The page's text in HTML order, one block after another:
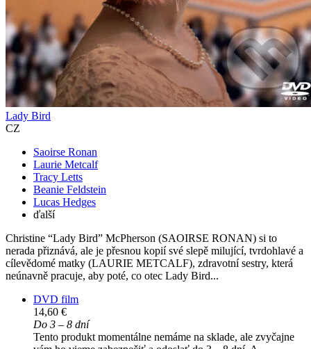
Lady Bird
CZ
Saoirse Ronan
Laurie Metcalf
Tracy Letts
Beanie Feldstein
Lucas Hedges
ďalší
Christine “Lady Bird” McPherson (SAOIRSE RONAN) si to
nerada přiznává, ale je přesnou kopií své slepě milující, tvrdohlavé a
cílevědomé matky (LAURIE METCALF), zdravotní sestry, která
neúnavně pracuje, aby poté, co otec Lady Bird...
DVD film
14,60 €
Do 3 – 8 dní
Tento produkt momentálne nemáme na sklade, ale zvyčajne